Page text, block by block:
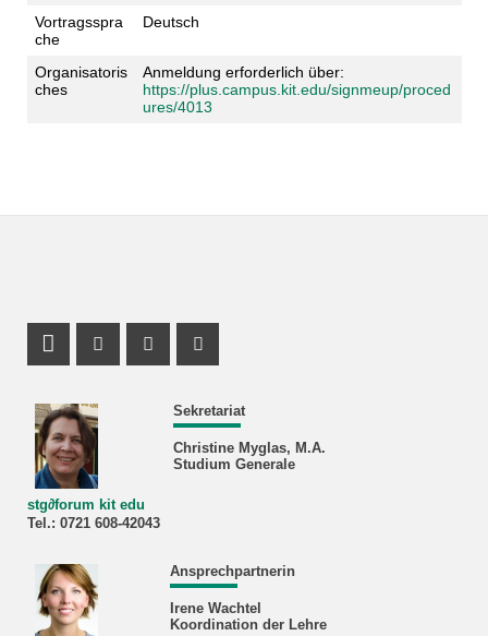
Vortragsspra
che
Deutsch
Organisatoris
ches
Anmeldung erforderlich über:
https://plus.campus.kit.edu/signmeup/proced
ures/4013
Sekretariat
Christine Myglas, M.A.
Studium Generale
stg∂forum kit edu
Tel.: 0721 608‐42043
Ansprechpartnerin
Irene Wachtel
Koordination der Lehre
Profil Mastodon
Instagram Profil
Facebook Profil
Youtube Profil